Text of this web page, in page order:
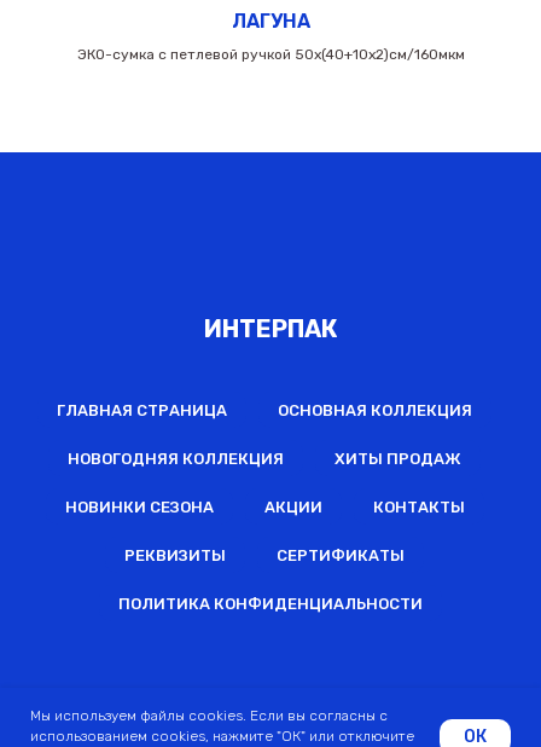
ЛАГУНА
ЭКО-сумка с петлевой ручкой 50х(40+10х2)см/160мкм
ИНТЕРПАК
ГЛАВНАЯ СТРАНИЦА ОСНОВНАЯ КОЛЛЕКЦИЯ
НОВОГОДНЯЯ КОЛЛЕКЦИЯ ХИТЫ ПРОДАЖ
НОВИНКИ СЕЗОНА АКЦИИ КОНТАКТЫ
РЕКВИЗИТЫ СЕРТИФИКАТЫ
ПОЛИТИКА КОНФИДЕНЦИАЛЬНОСТИ
Мы используем файлы cookies. Если вы согласны с
использованием cookies, нажмите "ОК" или отключите
ОК